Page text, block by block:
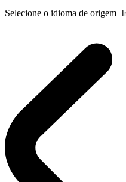
Selecione o idioma de origem